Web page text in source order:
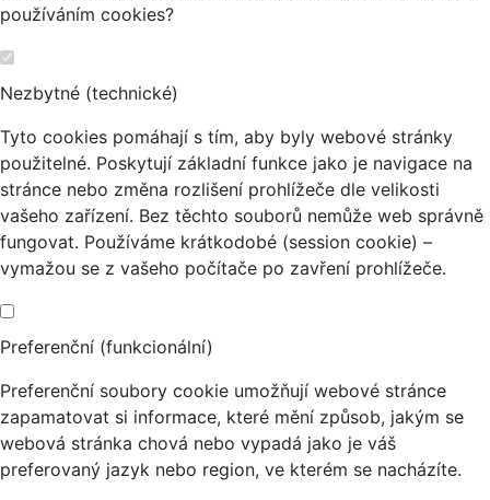
používáním cookies?
Nezbytné (technické)
Tyto cookies pomáhají s tím, aby byly webové stránky
použitelné. Poskytují základní funkce jako je navigace na
stránce nebo změna rozlišení prohlížeče dle velikosti
vašeho zařízení. Bez těchto souborů nemůže web správně
fungovat. Používáme krátkodobé (session cookie) –
vymažou se z vašeho počítače po zavření prohlížeče.
Preferenční (funkcionální)
Preferenční soubory cookie umožňují webové stránce
zapamatovat si informace, které mění způsob, jakým se
webová stránka chová nebo vypadá jako je váš
preferovaný jazyk nebo region, ve kterém se nacházíte.